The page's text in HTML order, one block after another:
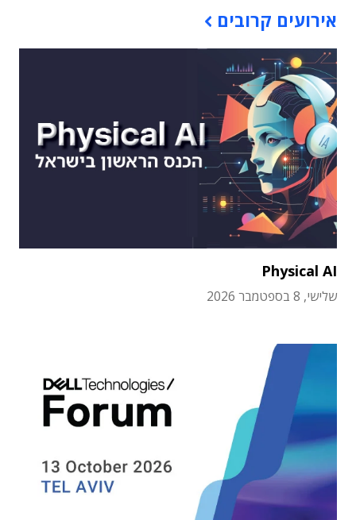
אירועים קרובים
Physical AI
שלישי, 8 בספטמבר 2026